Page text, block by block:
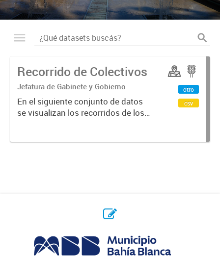
Recorrido de Colectivos
Jefatura de Gabinete y Gobierno
En el siguiente conjunto de datos
se visualizan los recorridos de los
otro
csv